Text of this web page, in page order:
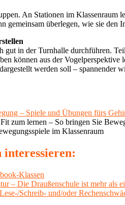
An Stationen im Klassenraum
gemeinsam überlegen, wie sie den
gut in der Turnhalle durchführen.
können aus der
werden soll –
– Spiele und Übungen fürs
zum lernen – So bringen Sie
im Klassenraum
interessieren:
Klassen
– Die Draußenschule ist mehr als
Schreib- und/oder